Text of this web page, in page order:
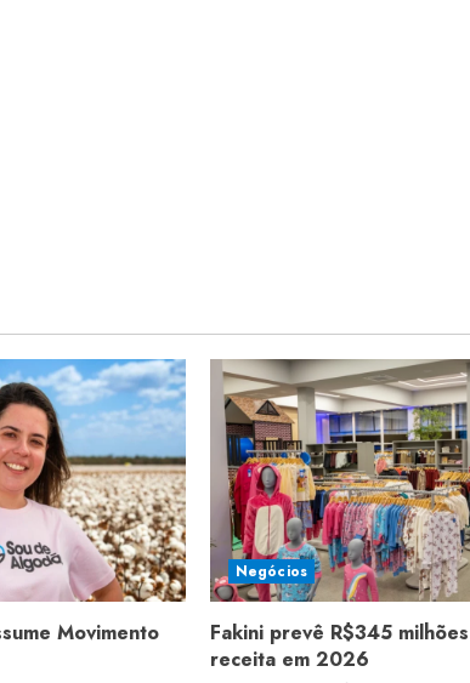
Movimento
Negócios
Fakini prevê R$345
receita em 2026